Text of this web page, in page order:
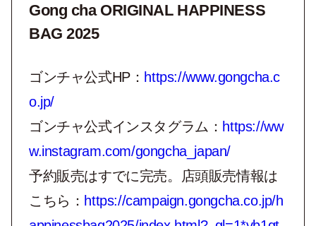
Gong cha ORIGINAL HAPPINESS
BAG 2025
ゴンチャ公式HP： https://www.gongcha.c
o.jp/
ゴンチャ公式インスタグラム： https://ww
w.instagram.com/gongcha_japan/
予約販売はすでに完売。店頭販売情報は
こちら： https://campaign.gongcha.co.jp/h